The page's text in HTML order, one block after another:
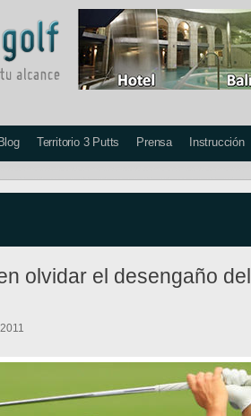
Blog Territorio 3 Putts Prensa Instrucción
olvidar el desengaño del